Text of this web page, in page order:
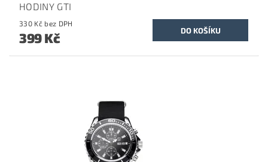
HODINY GTI
330 Kč bez DPH
399 Kč